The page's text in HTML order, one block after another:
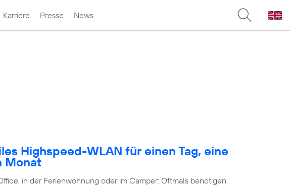
Karriere Presse News
Highspeed-WLAN für einen Tag, eine
Monat
in der Ferienwohnung oder im Camper: Oftmals benötigen